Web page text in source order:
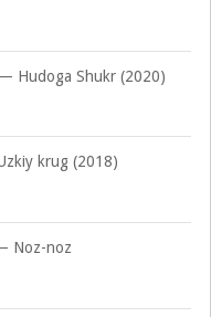
— Hudoga Shukr (2020)
krug (2018)
Noz-noz